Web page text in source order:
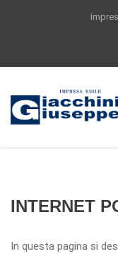
navigazione o
acconsenti
dal nostro sito. Se
INTERNET
In questa pagina si